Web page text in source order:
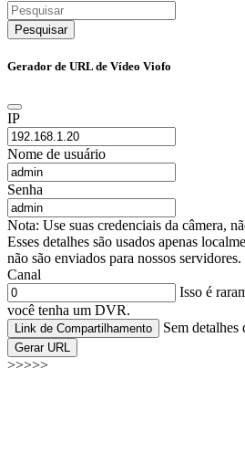
Pesquisar
Gerador de URL de Vídeo Viofo
IP
Nome de usuário
Senha
Nota: Use suas credenciais da câmera,
Esses detalhes são usados apenas
não são enviados para nossos servidores.
Canal
Isso é
você tenha um DVR.
Link de Compartilhamento Sem
Gerar URL
>>>>>